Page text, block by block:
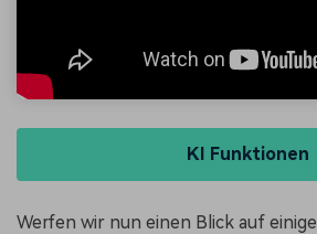
KI Funktionen
Werfen wir nun einen Blick auf